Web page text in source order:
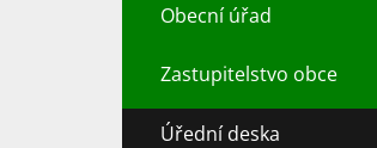
Obecní úřad
Zastupitelstvo obce
Úřední deska